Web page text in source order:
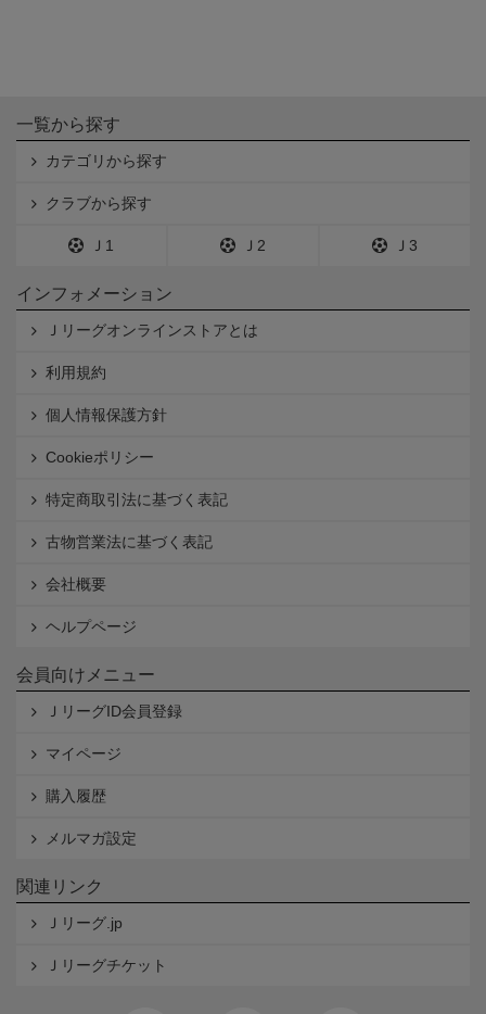
一覧から探す
カテゴリから探す
クラブから探す
Ｊ1 Ｊ2 Ｊ3
インフォメーション
Ｊリーグオンラインストアとは
利用規約
個人情報保護方針
Cookieポリシー
特定商取引法に基づく表記
古物営業法に基づく表記
会社概要
ヘルプページ
会員向けメニュー
ＪリーグID会員登録
マイページ
購入履歴
メルマガ設定
関連リンク
Ｊリーグ.jp
Ｊリーグチケット